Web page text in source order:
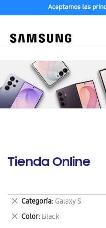
Aceptamos las
Tienda Online
Categoría Galaxy S
Eliminar
este
artículo
Color Black
Eliminar